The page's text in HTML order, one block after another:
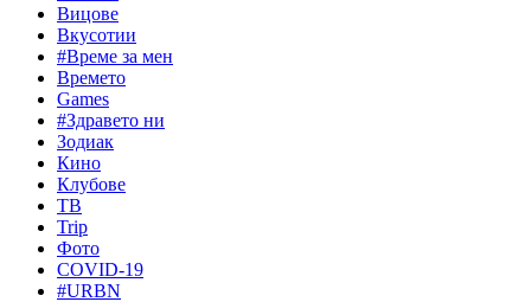
Вицове
Вкусотии
#Време за мен
Времето
Games
#Здравето ни
Зодиак
Кино
Клубове
ТВ
Trip
Фото
COVID-19
#URBN